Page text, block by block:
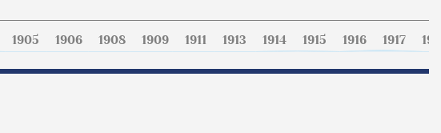
1905 1906 1908 1909 1911 1913 1914 1915 1916 1917